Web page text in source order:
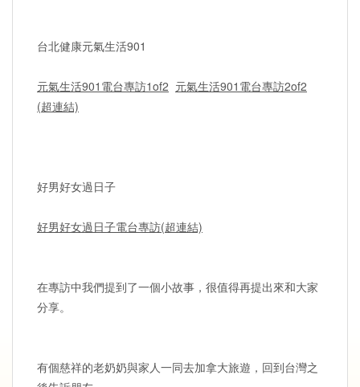
台北健康元氣生活901
元氣生活901電台專訪1of2 元氣生活901電台專訪2of2
(超連結)
好男好女過日子
好男好女過日子電台專訪(超連結)
在專訪中我們提到了一個小故事，很值得再提出來和大家
分享。
有個慈祥的老奶奶與家人一同去加拿大旅遊，回到台灣之